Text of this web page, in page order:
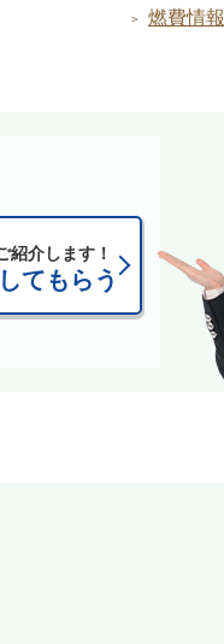
燃費情報
紹介します！
てもらう